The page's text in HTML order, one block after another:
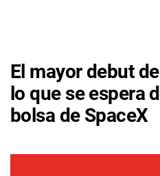
El mayor debut
lo que se espera
bolsa de SpaceX